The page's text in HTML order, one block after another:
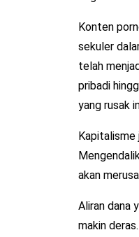
Konten
sekuler
telah
pribadi
yang rusak
Kapitalisme
akan
Aliran dana
makin